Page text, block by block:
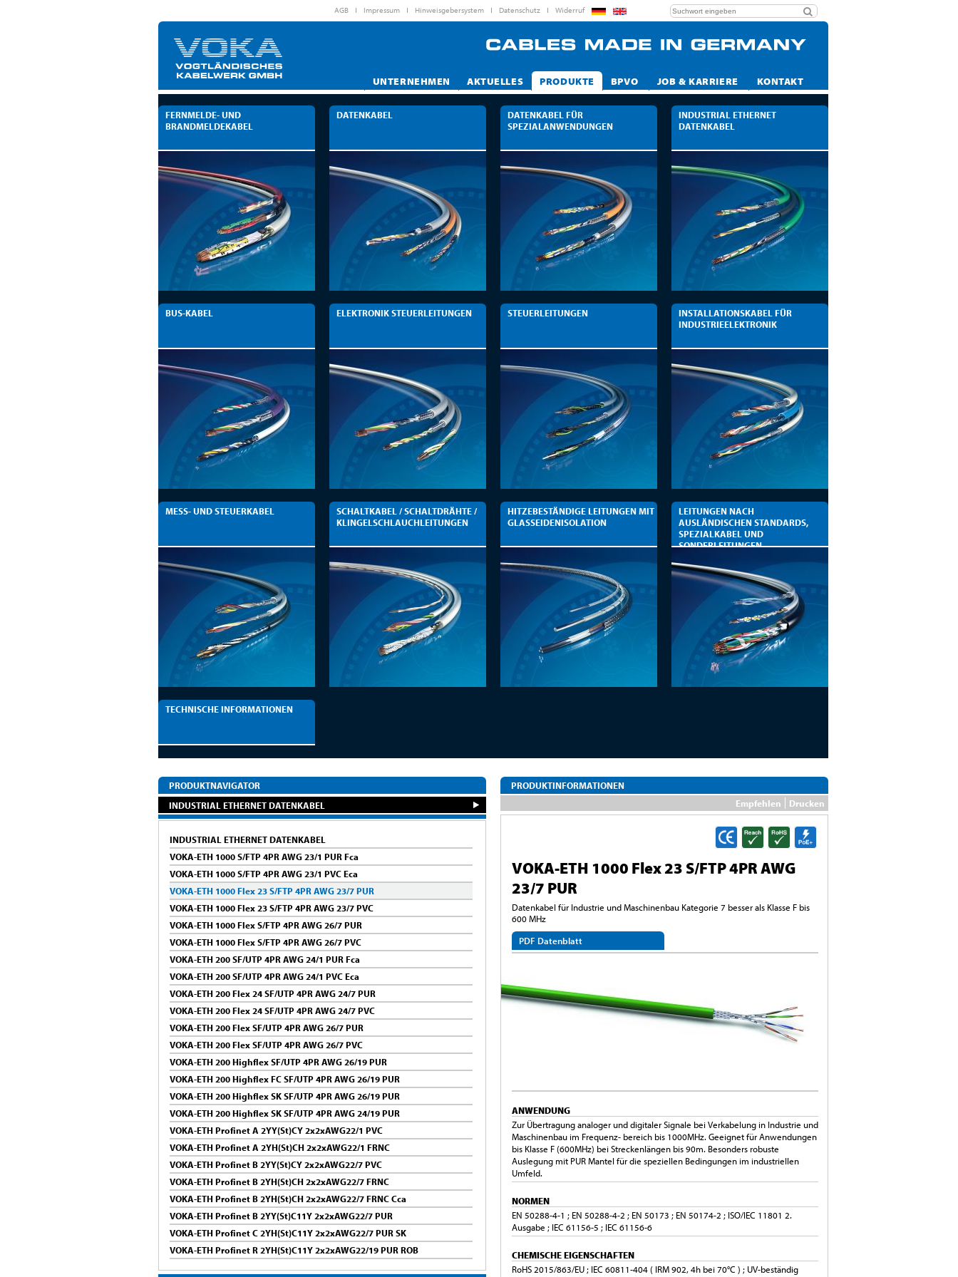
AGB Impressum Hinweisgebersystem Datenschutz Widerruf
UNTERNEHMEN AKTUELLES PRODUKTE BPVO JOB & KARRIERE KONTAKT
FERNMELDE- UND
BRANDMELDEKABEL
DATENKABEL
DATENKABEL FÜR
SPEZIALANWENDUNGEN
INDUSTRIAL ETHERNET
DATENKABEL
BUS-KABEL ELEKTRONIK STEUERLEITUNGEN STEUERLEITUNGEN
INSTALLATIONSKABEL FÜR
INDUSTRIEELEKTRONIK
MESS- UND STEUERKABEL
SCHALTKABEL / SCHALTDRÄHTE /
KLINGELSCHLAUCHLEITUNGEN
HITZEBESTÄNDIGE LEITUNGEN MIT
GLASSEIDENISOLATION
LEITUNGEN NACH
AUSLÄNDISCHEN STANDARDS,
SPEZIALKABEL UND
SONDERLEITUNGEN
TECHNISCHE INFORMATIONEN
PRODUKTNAVIGATOR
INDUSTRIAL ETHERNET DATENKABEL
INDUSTRIAL ETHERNET DATENKABEL
VOKA-ETH 1000 S/FTP 4PR AWG 23/1 PUR Fca
VOKA-ETH 1000 S/FTP 4PR AWG 23/1 PVC Eca
VOKA-ETH 1000 Flex 23 S/FTP 4PR AWG 23/7 PUR
VOKA-ETH 1000 Flex 23 S/FTP 4PR AWG 23/7 PVC
VOKA-ETH 1000 Flex S/FTP 4PR AWG 26/7 PUR
VOKA-ETH 1000 Flex S/FTP 4PR AWG 26/7 PVC
VOKA-ETH 200 SF/UTP 4PR AWG 24/1 PUR Fca
VOKA-ETH 200 SF/UTP 4PR AWG 24/1 PVC Eca
VOKA-ETH 200 Flex 24 SF/UTP 4PR AWG 24/7 PUR
VOKA-ETH 200 Flex 24 SF/UTP 4PR AWG 24/7 PVC
VOKA-ETH 200 Flex SF/UTP 4PR AWG 26/7 PUR
VOKA-ETH 200 Flex SF/UTP 4PR AWG 26/7 PVC
VOKA-ETH 200 Highflex SF/UTP 4PR AWG 26/19 PUR
VOKA-ETH 200 Highflex FC SF/UTP 4PR AWG 26/19 PUR
VOKA-ETH 200 Highflex SK SF/UTP 4PR AWG 26/19 PUR
VOKA-ETH 200 Highflex SK SF/UTP 4PR AWG 24/19 PUR
VOKA-ETH Profinet A 2YY(St)CY 2x2xAWG22/1 PVC
VOKA-ETH Profinet A 2YH(St)CH 2x2xAWG22/1 FRNC
VOKA-ETH Profinet B 2YY(St)CY 2x2xAWG22/7 PVC
VOKA-ETH Profinet B 2YH(St)CH 2x2xAWG22/7 FRNC
VOKA-ETH Profinet B 2YH(St)CH 2x2xAWG22/7 FRNC Cca
VOKA-ETH Profinet B 2YY(St)C11Y 2x2xAWG22/7 PUR
VOKA-ETH Profinet C 2YH(St)C11Y 2x2xAWG22/7 PUR SK
VOKA-ETH Profinet R 2YH(St)C11Y 2x2xAWG22/19 PUR ROB
PRODUKTINFORMATIONEN
Empfehlen
Drucken
VOKA-ETH 1000 Flex 23 S/FTP 4PR AWG
23/7 PUR
Datenkabel für Industrie und Maschinenbau Kategorie 7 besser als Klasse F bis
600 MHz
PDF Datenblatt
ANWENDUNG
Zur Übertragung analoger und digitaler Signale bei Verkabelung in Industrie und
Maschinenbau im Frequenz- bereich bis 1000MHz. Geeignet für Anwendungen
bis Klasse F (600MHz) bei Streckenlängen bis 90m. Besonders robuste
Auslegung mit PUR Mantel für die speziellen Bedingungen im industriellen
Umfeld.
NORMEN
EN 50288-4-1 ; EN 50288-4-2 ; EN 50173 ; EN 50174-2 ; ISO/IEC 11801 2.
Ausgabe ; IEC 61156-5 ; IEC 61156-6
CHEMISCHE EIGENSCHAFTEN
RoHS 2015/863/EU ; IEC 60811-404 ( IRM 902, 4h bei 70°C ) ; UV-beständig